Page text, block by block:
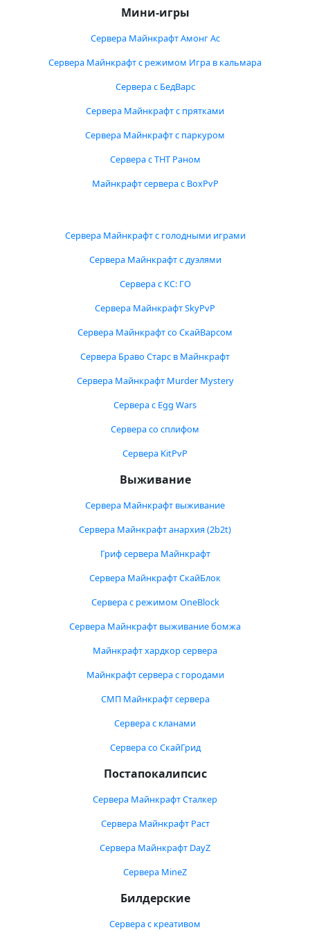
Мини-игры
Сервера Майнкрафт Амонг Ас
Сервера Майнкрафт с режимом Игра в кальмара
Сервера с БедВарс
Сервера Майнкрафт с прятками
Сервера Майнкрафт с паркуром
Сервера с ТНТ Раном
Майнкрафт сервера с BoxPvP
Сервера Майнкрафт с голодными играми
Сервера Майнкрафт с дуэлями
Сервера с КС: ГО
Сервера Майнкрафт SkyPvP
Сервера Майнкрафт со СкайВарсом
Сервера Браво Старс в Майнкрафт
Сервера Майнкрафт Murder Mystery
Сервера с Egg Wars
Сервера со сплифом
Сервера KitPvP
Выживание
Сервера Майнкрафт выживание
Сервера Майнкрафт анархия (2b2t)
Гриф сервера Майнкрафт
Сервера Майнкрафт СкайБлок
Сервера с режимом OneBlock
Сервера Майнкрафт выживание бомжа
Майнкрафт хардкор сервера
Майнкрафт сервера с городами
СМП Майнкрафт сервера
Сервера с кланами
Сервера со СкайГрид
Постапокалипсис
Сервера Майнкрафт Сталкер
Сервера Майнкрафт Раст
Сервера Майнкрафт DayZ
Сервера MineZ
Билдерские
Сервера с креативом